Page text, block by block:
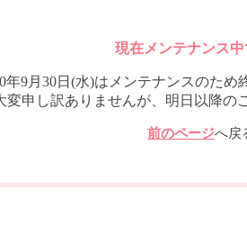
現在メンテナンス中
年9月30日(水)はメンテナンスのた
変申し訳ありませんが、明日以降の
前のページへ戻